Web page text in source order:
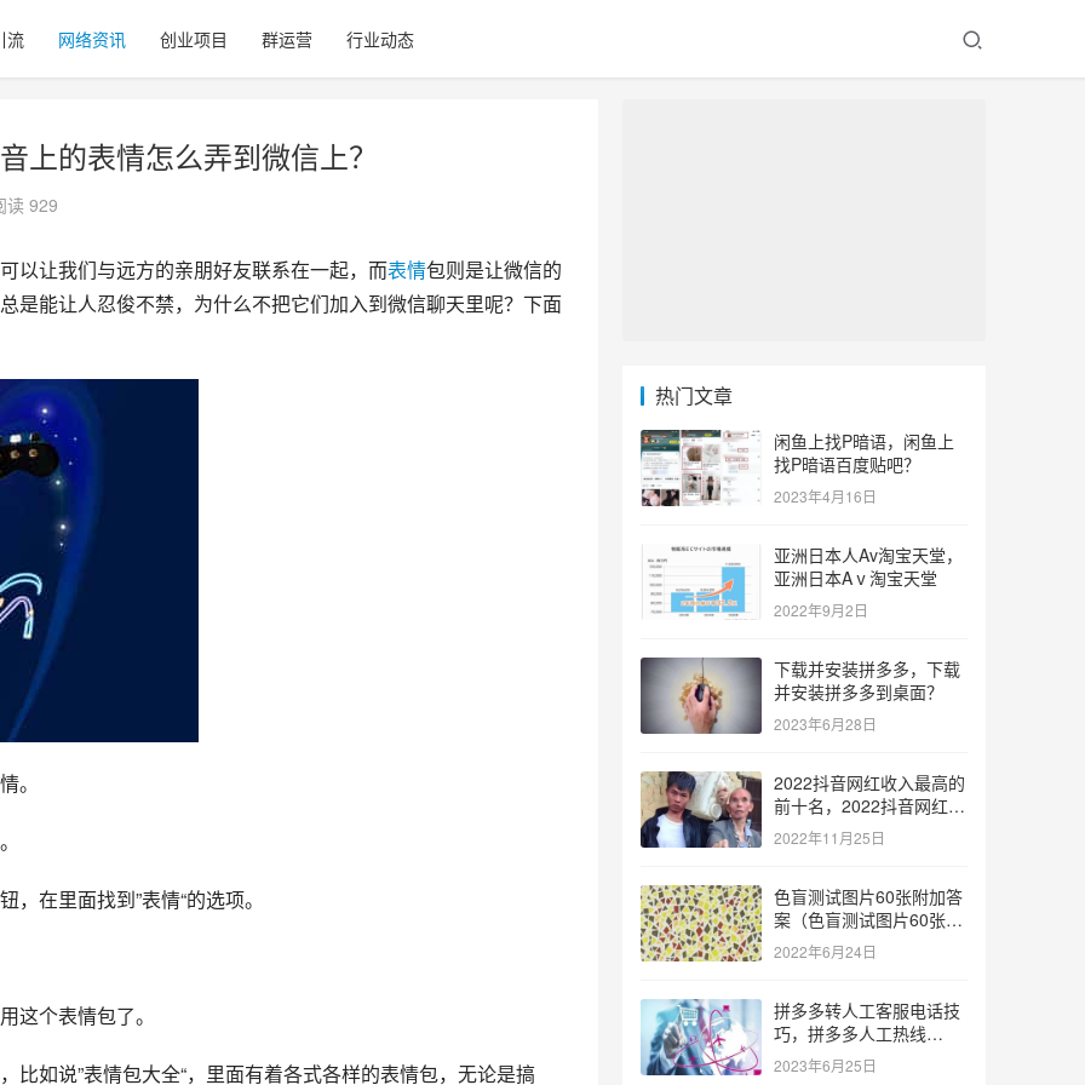
流 网络资讯 创业项目 群运营 行业动态
上的表情怎么弄到微信上？
读 929
以让我们与远方的亲朋好友联系在一起，而表情包则是让微信的
是能让人忍俊不禁，为什么不把它们加入到微信聊天里呢？下面
。
在里面找到”表情“的选项。
这个表情包了。
比如说”表情包大全“，里面有着各式各样的表情包，无论是搞
热门文章
闲鱼上找P暗语，闲鱼上
找P暗语百度贴吧？
2023年4月16日
亚洲日本人Av淘宝天堂，
亚洲日本Aⅴ淘宝天堂
2022年9月2日
下载并安装拼多多，下载
并安装拼多多到桌面？
2023年6月28日
2022抖音网红收入最高的
前十名，2022抖音网红收
入最高的前十名有哪些？
2022年11月25日
色盲测试图片60张附加答
案（色盲测试图片60张复
杂）
2022年6月24日
拼多多转人工客服电话技
巧，拼多多人工热线
9541344？
2023年6月25日